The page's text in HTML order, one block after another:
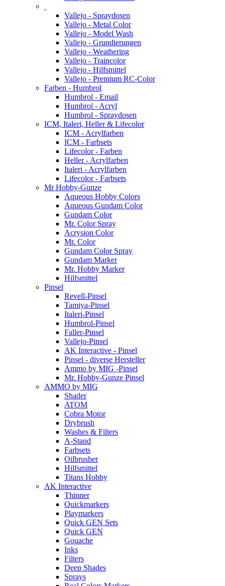
Vallejo - Spraydosen
Vallejo - Metal Color
Vallejo - Model Wash
Vallejo - Grundierungen
Vallejo - Weathering
Vallejo - Traincolor
Vallejo - Hilfsmittel
Vallejo - Premium RC-Color
Farben - Humbrol
Humbrol - Email
Humbrol - Acryl
Humbrol - Spraydosen
ICM, Italeri, Heller & Lifecolor
ICM - Acrylfarben
ICM - Farbsets
Lifecolor - Farben
Heller - Acrylfarben
Italeri - Acrylfarben
Lifecolor - Farbsets
Mr Hobby-Gunze
Aqueous Hobby Colors
Aqueous Gundam Color
Gundam Color
Mr. Color Spray
Acrysion Color
Mr. Color
Gundam Color Spray
Gundam Marker
Mr. Hobby Marker
Hilfsmittel
Pinsel
Revell-Pinsel
Tamiya-Pinsel
Italeri-Pinsel
Humbrol-Pinsel
Faller-Pinsel
Vallejo-Pinsel
AK Interactive - Pinsel
Pinsel - diverse Hersteller
Ammo by MIG -Pinsel
Mr. Hobby-Gunze Pinsel
AMMO by MIG
Shader
ATOM
Cobra Motor
Drybrush
Washes & Filters
A-Stand
Farbsets
Oilbrusher
Hilfsmittel
Titans Hobby
AK Interactive
Thinner
Quickmarkers
Playmarkers
Quick GEN Sets
Quick GEN
Gouache
Inks
Filters
Deep Shades
Sprays